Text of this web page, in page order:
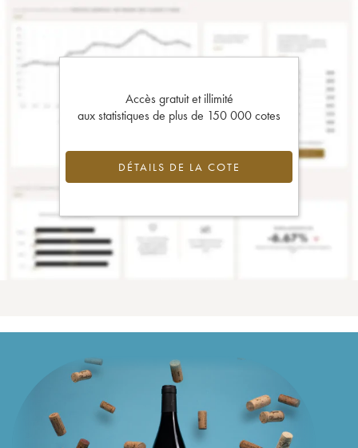
Accès gratuit et illimité
aux statistiques de plus de 150 000 cotes
DÉTAILS DE LA COTE